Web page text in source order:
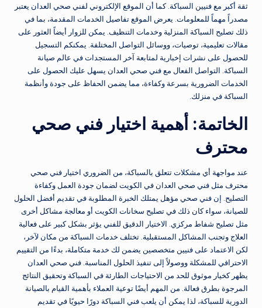
ثقة أكبر مع فنيين السباكة. كما أن الموقع الإلكتروني لفني صحي العدان يعتبر
مصدراً مهماً للمعلومات. يعرض الموقع تفاصيل الخدمات المقدمة، بما في
ذلك تصليح السباكة المنزلية وخدمات التنظيف. يمكن للزوار أيضاً العثور على
مقالات تعليمية، توصيات، ووسائل التواصل المختلفة. يمكنكم التسجيل
للحصول على نشرات إخبارية لمتابعة آخر المستجدات في عالم صيانة
السباكة. التواصل الفعال مع فني صحي العدان يسهل عليك الحصول على
الخدمات الضرورية بسرعة وكفاءة، مما يضمن الحفاظ على جودة وأنظمة
السباكة في منزلك.
الخاتمة: أهمية اختيار فني صحي
محترف
عند مواجهة أي مشكلات تتعلق بالسباكة، من الضروري اختيار فني صحي
محترف مثل فني صحي العدان في الكويت لضمان جودة العمل وكفاءة
التصليح. إن فني صحي مؤهل يمتلك الخبرة المطلوبة في تقديم أفضل الحلول
للصيانة، سواء كان ذلك في تصليح سخانات الكويت أو معالجة مشاكل أخرى
مثل تصليح شفاط مركزي. الاختيار الدقيق للفني يؤثر بشكل كبير على فعالية
العلاج وتجنب المشاكل المستقبلية. تختلف خدمات السباكة من مكان لآخر،
لكن الاعتماد على فنيين متخصصين يضمن لك خدمة متكاملة، بدءًا من التقييم
الاحترافي للمشكلة ووصولاً إلى تنفيذ الحلول المناسبة. فني صحي العدان
يظهر كخيار موثوق للحد من الاحتياجات الطارئة في السباكة وتحقيق النتائج
المرجوة بطرق فعالة. من المهم أيضًا توعية العملاء بأهمية القيام بالصيانة
الدورية للسباكة، لذا يمكن أن يلعب فني السباكة دورًا حيويًا في تقديم